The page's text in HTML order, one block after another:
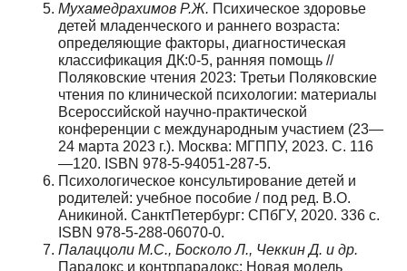
Мухамедрахимов Р.Ж. Психическое здоровье
детей младенческого и раннего возраста:
определяющие факторы, диагностическая
классификация ДК:0-5, ранняя помощь //
Поляковские чтения 2023: Третьи Поляковские
чтения по клинической психологии: материалы
Всероссийской научно-практической
конференции с международным участием (23—
24 марта 2023 г.). Mосква: МГППУ, 2023. С. 116
—120. ISBN 978-5-94051-287-5.
Психологическое консультирование детей и
родителей: учебное пособие / под ред. В.О.
Аникиной. СанктПетербург: СПбГУ, 2020. 336 с.
ISBN 978-5-288-06070-0.
Палаццоли М.С., Босколо Л., Чеккин Д. и др.
Парадокс и контрпарадокс: Новая модель